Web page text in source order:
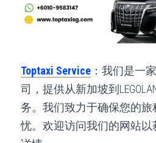
Toptaxi Service ：我们是一
司，提供从新加坡到
务。我们致力于确保您的
忧。欢迎访问我们的网站